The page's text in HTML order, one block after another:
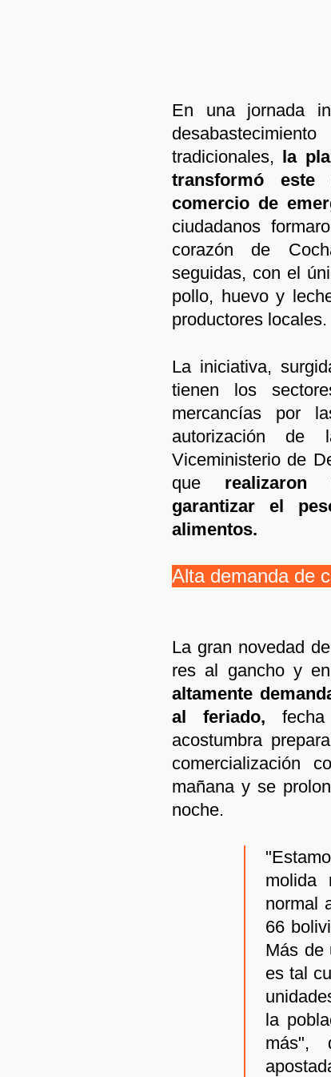
En una jornada
tradicionales, la
transformó
comercio de
ciudadanos
corazón de
seguidas, con el
pollo, huevo y
productores locales.
La iniciativa,
tienen los
mercancías por
autorización de
Viceministerio de
que realizaron
garantizar el
alimentos.
Alta demanda de
La gran novedad
res al gancho y
altamente
al feriado,
acostumbra
comercialización
mañana y se
noche.
molida
normal
66
Más de
es tal
la
más",